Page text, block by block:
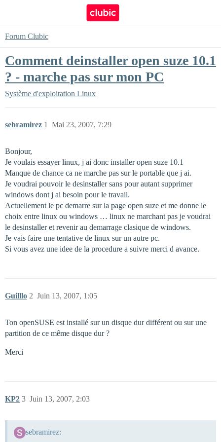
Forum Clubic
Comment deinstaller open suze 10.1
? - marche pas sur mon PC
Système d'exploitation Linux
sebramirez Mai 23, 2007, 7:29
1
Bonjour,
Je voulais essayer linux, j ai donc installer open suze 10.1
Manque de chance ca ne marche pas sur le portable que j ai.
Je voudrai pouvoir le desinstaller sans pour autant supprimer
windows dont j ai besoin pour le travail.
Actuellement le pc demarre sur la page open suze et me donne le
choix entre linux ou windows … linux ne marchant pas je voudrai
le desinstaller et revenir au demarrage clasique de windows.
Je vais faire une tentative de linux sur un autre pc.
Si vous avez une idee de la procedure a suivre merci d avance.
Guilllo Juin 13, 2007, 1:05
2
Ton openSUSE est installé sur un disque dur différent ou sur une
partition de ce même disque dur ?
Merci
KP2 Juin 13, 2007, 2:03
3
sebramirez: